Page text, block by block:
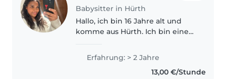
Babysitter in Hürth
Hallo, ich bin 16 Jahre alt und
komme aus Hürth. Ich bin eine
Person und habe viel Freude am
Umgang mit Kindern. Ich passe
regelmäßig auf meinen 5-
Erfahrung: > 2 Jahre
13,00 €/Stunde